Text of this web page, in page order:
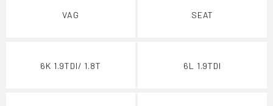
VAG SEAT
6K 1.9TDI/ 1.8T 6L 1.9TDI